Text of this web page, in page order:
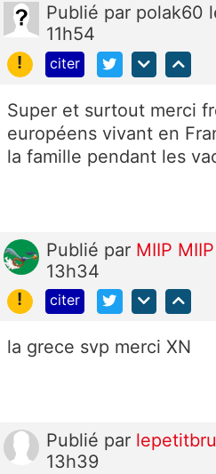
Publié par polak60
11h54
!
citer
Super et surtout merci
européens vivant en
la famille pendant les
Publié par MIIP MIIP
13h34
!
citer
la grece svp merci XN
Publié par
13h39